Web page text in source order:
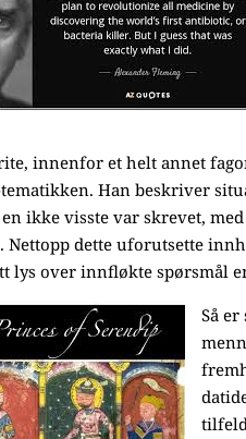
innenfor et helt annet
Han beskriver
ikke visste var skrevet,
Nettopp dette uforutsette
lys over innfløkte spørsmål
Så